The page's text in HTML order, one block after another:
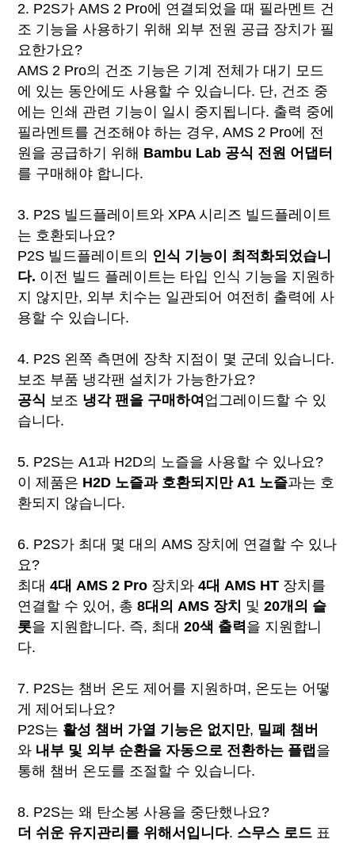
2. P2S가 AMS 2 Pro에 연결되었을 때 필라멘트 건
조 기능을 사용하기 위해 외부 전원 공급 장치가 필
요한가요?
AMS 2 Pro의 건조 기능은 기계 전체가 대기 모드
에 있는 동안에도 사용할 수 있습니다. 단, 건조 중
에는 인쇄 관련 기능이 일시 중지됩니다. 출력 중에
필라멘트를 건조해야 하는 경우, AMS 2 Pro에 전
원을 공급하기 위해 Bambu Lab 공식 전원 어댑터
를 구매해야 합니다.
3. P2S 빌드플레이트와 XPA 시리즈 빌드플레이트
는 호환되나요?
P2S 빌드플레이트의 인식 기능이 최적화되었습니
다. 이전 빌드 플레이트는 타입 인식 기능을 지원하
지 않지만, 외부 치수는 일관되어 여전히 출력에 사
용할 수 있습니다.
4. P2S 왼쪽 측면에 장착 지점이 몇 군데 있습니다.
보조 부품 냉각팬 설치가 가능한가요?
공식 보조 냉각 팬을 구매하여 업그레이드할 수 있
습니다.
5. P2S는 A1과 H2D의 노즐을 사용할 수 있나요?
이 제품은 H2D 노즐과 호환되지만 A1 노즐과는 호
환되지 않습니다.
6. P2S가 최대 몇 대의 AMS 장치에 연결할 수 있나
요?
최대4대 AMS 2 Pro 장치와4대 AMS HT 장치를
연결할 수 있어, 총8대의 AMS 장치 및20개의 슬
롯을 지원합니다. 즉, 최대20색 출력을 지원합니
다.
7. P2S는 챔버 온도 제어를 지원하며, 온도는 어떻
게 제어되나요?
P2S는 활성 챔버 가열 기능은 없지만, 밀폐 챔버
와 내부 및 외부 순환을 자동으로 전환하는 플랩 을
통해 챔버 온도를 조절할 수 있습니다.
8. P2S는 왜 탄소봉 사용을 중단했나요?
더 쉬운 유지관리를 위해서입니다. 스무스 로드 표